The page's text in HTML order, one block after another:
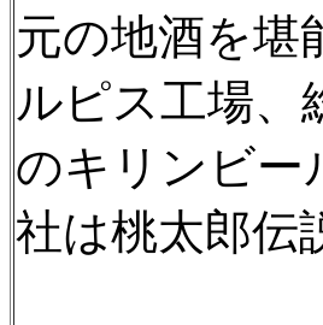
元の地酒を堪
ルピス工場、
のキリンビー
社は桃太郎伝